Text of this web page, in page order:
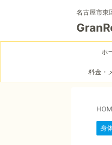
名古屋市東
ホ
料金・
身